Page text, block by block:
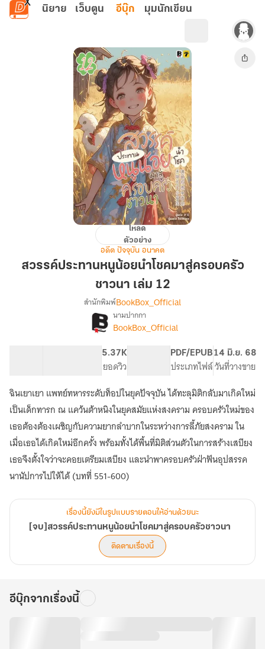
ข้ามไปยังเนื้อหาหลัก
นิยาย เว็บตูน อีบุ๊ก มุมนักเขียน
สวรรค์
ประทาน
หนู
โชค
ครอบครัว
12
โหลด
ตัวอย่าง
อดีต ปัจจุบัน อนาคต
สวรรค์ประทานหนูน้อยนำโชคมาสู่ครอบครัว
ชาวนา เล่ม 12
เรื่อง[จบ]สวรรค์
ประทาน
มา
สู่
ครอบครัว
ชาวนา
สำนักพิมพ์BookBox_Official
นามปากกา
BookBox_Official
5.37K
ยอดวิว
PDF/EPUB
ประเภทไฟล์
14 มิ.ย. 68
วันที่วางขาย
ฉินเยาเยา แพทย์ทหารระดับท็อปในยุคปัจจุบัน ได้ทะลุมิติกลับมาเกิดใหม่
เป็นเด็กทารก ณ แคว้นต้าหนิงในยุคสมัยแห่งสงคราม ครอบครัวใหม่ของ
เธอต้องต้องเผชิญกับความยากลำบากในระหว่างการลี้ภัยสงคราม ใน
เมื่อเธอได้เกิดใหม่อีกครั้ง พร้อมทั้งได้พื้นที่มิติส่วนตัวในการสร้างเสบียง
เธอจึงตั้งใจว่าจะคอยเตรียมเสบียง และนำพาครอบครัวฝ่าฟันอุปสรรค
นานัปการไปให้ได้ (บทที่ 551-600)
เรื่องนี้ยังมีในรูปแบบรายตอนให้อ่านด้วยนะ
[จบ]สวรรค์ประทานหนูน้อยนำโชคมาสู่ครอบครัวชาวนา
ติดตามเรื่องนี้
อีบุ๊กจากเรื่องนี้